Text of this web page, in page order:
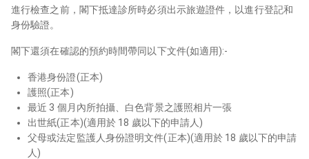
進行檢查之前，閣下抵達診所時必須出示旅遊證件，以進行登記和
身份驗證。
閣下還須在確認的預約時間帶同以下文件(如適用):-
香港身份證(正本)
護照(正本)
最近 3 個月內所拍攝、白色背景之護照相片一張
出世紙(正本)(適用於 18 歲以下的申請人)
父母或法定監護人身份證明文件(正本)(適用於 18 歲以下的申請
人)